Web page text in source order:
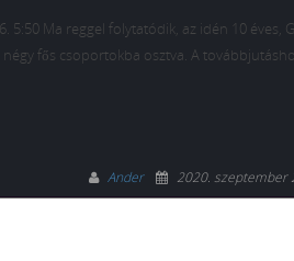
5:50 Ma reggel folytatódik, az idén 10 éves,
fős csoportokba osztva. A
Ander 2020. szeptember